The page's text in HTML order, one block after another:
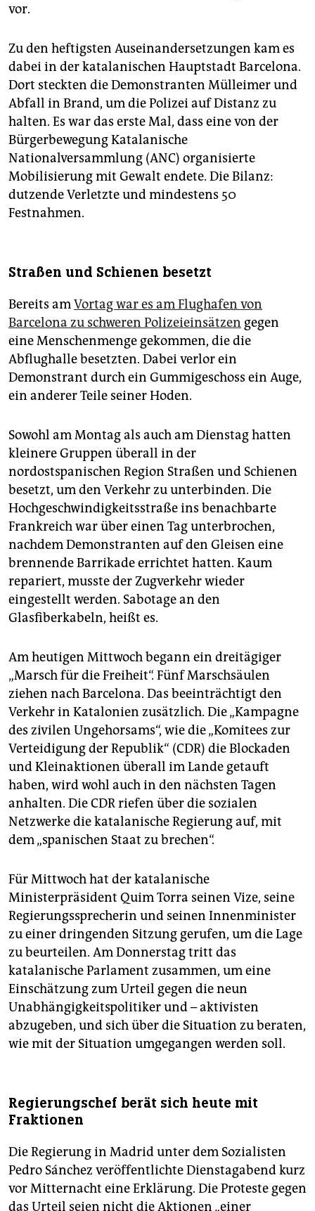
vor.
Zu den heftigsten Auseinandersetzungen kam es
dabei in der katalanischen Hauptstadt Barcelona.
Dort steckten die Demonstranten Mülleimer und
Abfall in Brand, um die Polizei auf Distanz zu
halten. Es war das erste Mal, dass eine von der
Bürgerbewegung Katalanische
Nationalversammlung (ANC) organisierte
Mobilisierung mit Gewalt endete. Die Bilanz:
dutzende Verletzte und mindestens 50
Festnahmen.
Straßen und Schienen besetzt
Bereits amVortag war es am Flughafen von
Barcelona zu schweren Polizeieinsätzen gegen
eine Menschenmenge gekommen, die die
Abflughalle besetzten. Dabei verlor ein
Demonstrant durch ein Gummigeschoss ein Auge,
ein anderer Teile seiner Hoden.
Sowohl am Montag als auch am Dienstag hatten
kleinere Gruppen überall in der
nordostspanischen Region Straßen und Schienen
besetzt, um den Verkehr zu unterbinden. Die
Hochgeschwindigkeitsstraße ins benachbarte
Frankreich war über einen Tag unterbrochen,
nachdem Demonstranten auf den Gleisen eine
brennende Barrikade errichtet hatten. Kaum
repariert, musste der Zugverkehr wieder
eingestellt werden. Sabotage an den
Glasfiberkabeln, heißt es.
Am heutigen Mittwoch begann ein dreitägiger
„Marsch für die Freiheit“. Fünf Marschsäulen
ziehen nach Barcelona. Das beeinträchtigt den
Verkehr in Katalonien zusätzlich. Die „Kampagne
des zivilen Ungehorsams“, wie die „Komitees zur
Verteidigung der Republik“ (CDR) die Blockaden
und Kleinaktionen überall im Lande getauft
haben, wird wohl auch in den nächsten Tagen
anhalten. Die CDR riefen über die sozialen
Netzwerke die katalanische Regierung auf, mit
dem „spanischen Staat zu brechen“.
Für Mittwoch hat der katalanische
Ministerpräsident Quim Torra seinen Vize, seine
Regierungssprecherin und seinen Innenminister
zu einer dringenden Sitzung gerufen, um die Lage
zu beurteilen. Am Donnerstag tritt das
katalanische Parlament zusammen, um eine
Einschätzung zum Urteil gegen die neun
Unabhängigkeitspolitiker und – aktivisten
abzugeben, und sich über die Situation zu beraten,
wie mit der Situation umgegangen werden soll.
Regierungschef berät sich heute mit
Fraktionen
Die Regierung in Madrid unter dem Sozialisten
Pedro Sánchez veröffentlichte Dienstagabend kurz
vor Mitternacht eine Erklärung. Die Proteste gegen
das Urteil seien nicht die Aktionen „einer